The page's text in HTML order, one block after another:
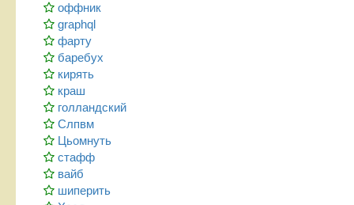
оффник
graphql
фарту
баребух
кирять
краш
голландский
Слпвм
Цьомнуть
стафф
вайб
шиперить